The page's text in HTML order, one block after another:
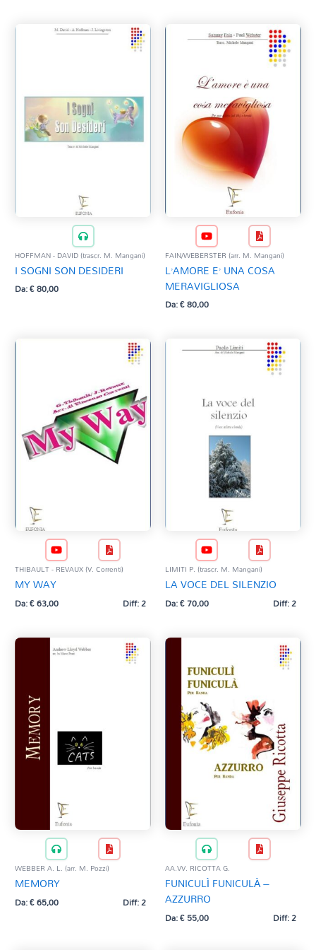
QUEEN (arr. M. Pozzi)
REMIPAS (trascr. V. Alberti)
RODGERS. R. (trascr. M. Mangani)
WEBBER A. L. (arr. M. Pozzi)
HOFFMAN - DAVID (trascr. M. Mangani)
I SOGNI SON DESIDERI
Da:€80,00
FAIN/WEBERSTER (arr. M. Mangani)
L’AMORE E’ UNA COSA
MERAVIGLIOSA
Da:€80,00
THIBAULT - REVAUX (V. Correnti)
MY WAY
Da:€63,00 Diff: 2
LIMITI P. (trascr. M. Mangani)
LA VOCE DEL SILENZIO
Da:€70,00 Diff: 2
WEBBER A. L. (arr. M. Pozzi)
MEMORY
Da:€65,00 Diff: 2
AA.VV. RICOTTA G.
FUNICULÌ FUNICULÀ –
AZZURRO
Da:€55,00 Diff: 2